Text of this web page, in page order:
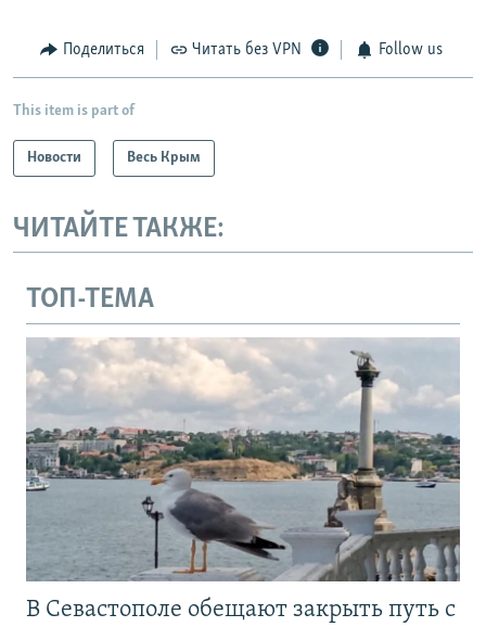
Поделиться Читать без VPN Follow us
This item is part of
Новости Весь Крым
ЧИТАЙТЕ ТАКЖЕ:
ТОП-ТЕМА
В Севастополе обещают закрыть путь с